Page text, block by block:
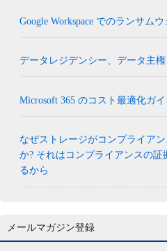
Google Workspace でのランサム
データレジデンシー、データ主
Microsoft 365 のコスト最適化ガイ
なぜストレージがコンプライア
か? それはコンプライアンスの
るから
メールマガジン登録